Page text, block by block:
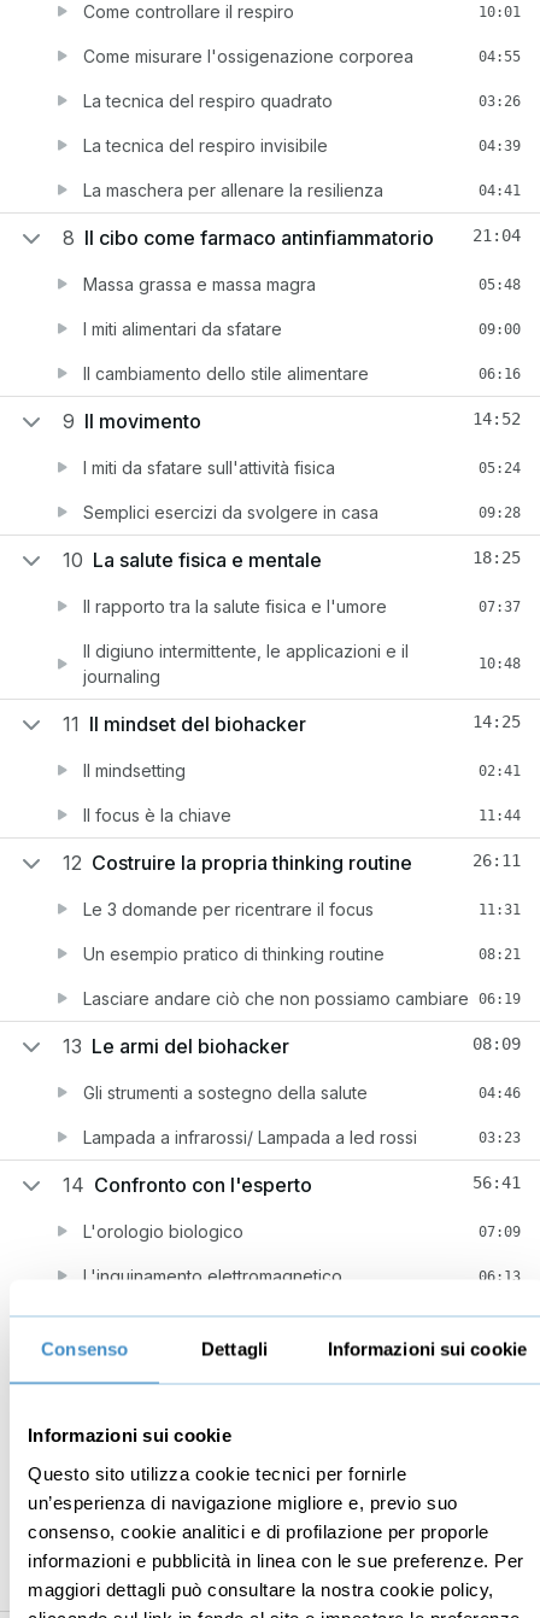
Consenso Dettagli Informazioni sui cookie
Informazioni sui cookie
Questo sito utilizza cookie tecnici per fornirle
un’esperienza di navigazione migliore e, previo suo
consenso, cookie analitici e di profilazione per proporle
informazioni e pubblicità in linea con le sue preferenze. Per
maggiori dettagli può consultare la nostra cookie policy,
Come controllare il respiro 10:01
Come misurare l'ossigenazione corporea 04:55
La tecnica del respiro quadrato 03:26
La tecnica del respiro invisibile 04:39
La maschera per allenare la resilienza 04:41
8 Il cibo come farmaco antinfiammatorio 21:04
Massa grassa e massa magra 05:48
I miti alimentari da sfatare 09:00
Il cambiamento dello stile alimentare 06:16
9 Il movimento 14:52
I miti da sfatare sull'attività fisica 05:24
Semplici esercizi da svolgere in casa 09:28
10 La salute fisica e mentale 18:25
Il rapporto tra la salute fisica e l'umore 07:37
Il digiuno intermittente, le applicazioni e il
journaling
10:48
11 Il mindset del biohacker 14:25
Il mindsetting 02:41
Il focus è la chiave 11:44
12 Costruire la propria thinking routine 26:11
Le 3 domande per ricentrare il focus 11:31
Un esempio pratico di thinking routine 08:21
Lasciare andare ciò che non possiamo cambiare 06:19
13 Le armi del biohacker 08:09
Gli strumenti a sostegno della salute 04:46
Lampada a infrarossi/ Lampada a led rossi 03:23
14 Confronto con l'esperto 56:41
L'orologio biologico 07:09
L'inquinamento elettromagnetico 06:13
Il freddo benefico 07:46
La respirazione come autoterapia
La chetosi e la dieta chetogenica
Il digiuno intermittente 05:05
La strategia anti-age 04:30